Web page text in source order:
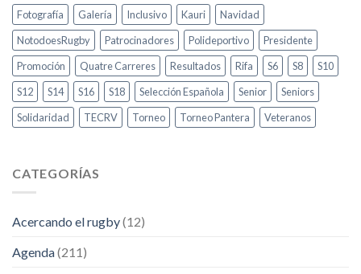
Fotografía
Galería Inclusivo Kauri
Navidad
NotodoesRugby
Patrocinadores Polideportivo
Presidente
Promoción
Quatre Carreres Resultados Rifa S6 S8
S10
S12
S14 S16 S18 Selección Española Senior
Seniors
Solidaridad
TECRV Torneo Torneo Pantera Veteranos
CATEGORÍAS
Acercando el rugby(12)
Agenda(211)